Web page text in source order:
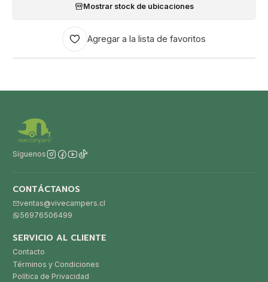
Mostrar stock de ubicaciones
Agregar a la lista de favoritos
Síguenos
CONTÁCTANOS
ventas@vivecampers.cl
56976506499
SERVICIO AL CLIENTE
Contacto
Términos y Condiciones
Política de Privacidad